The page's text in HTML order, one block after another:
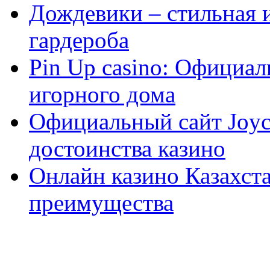
Дождевики – стильная
гардероба
Pin Up casino:
игорного дома
Официальный сайт
достоинства казино
Онлайн казино
преимущества